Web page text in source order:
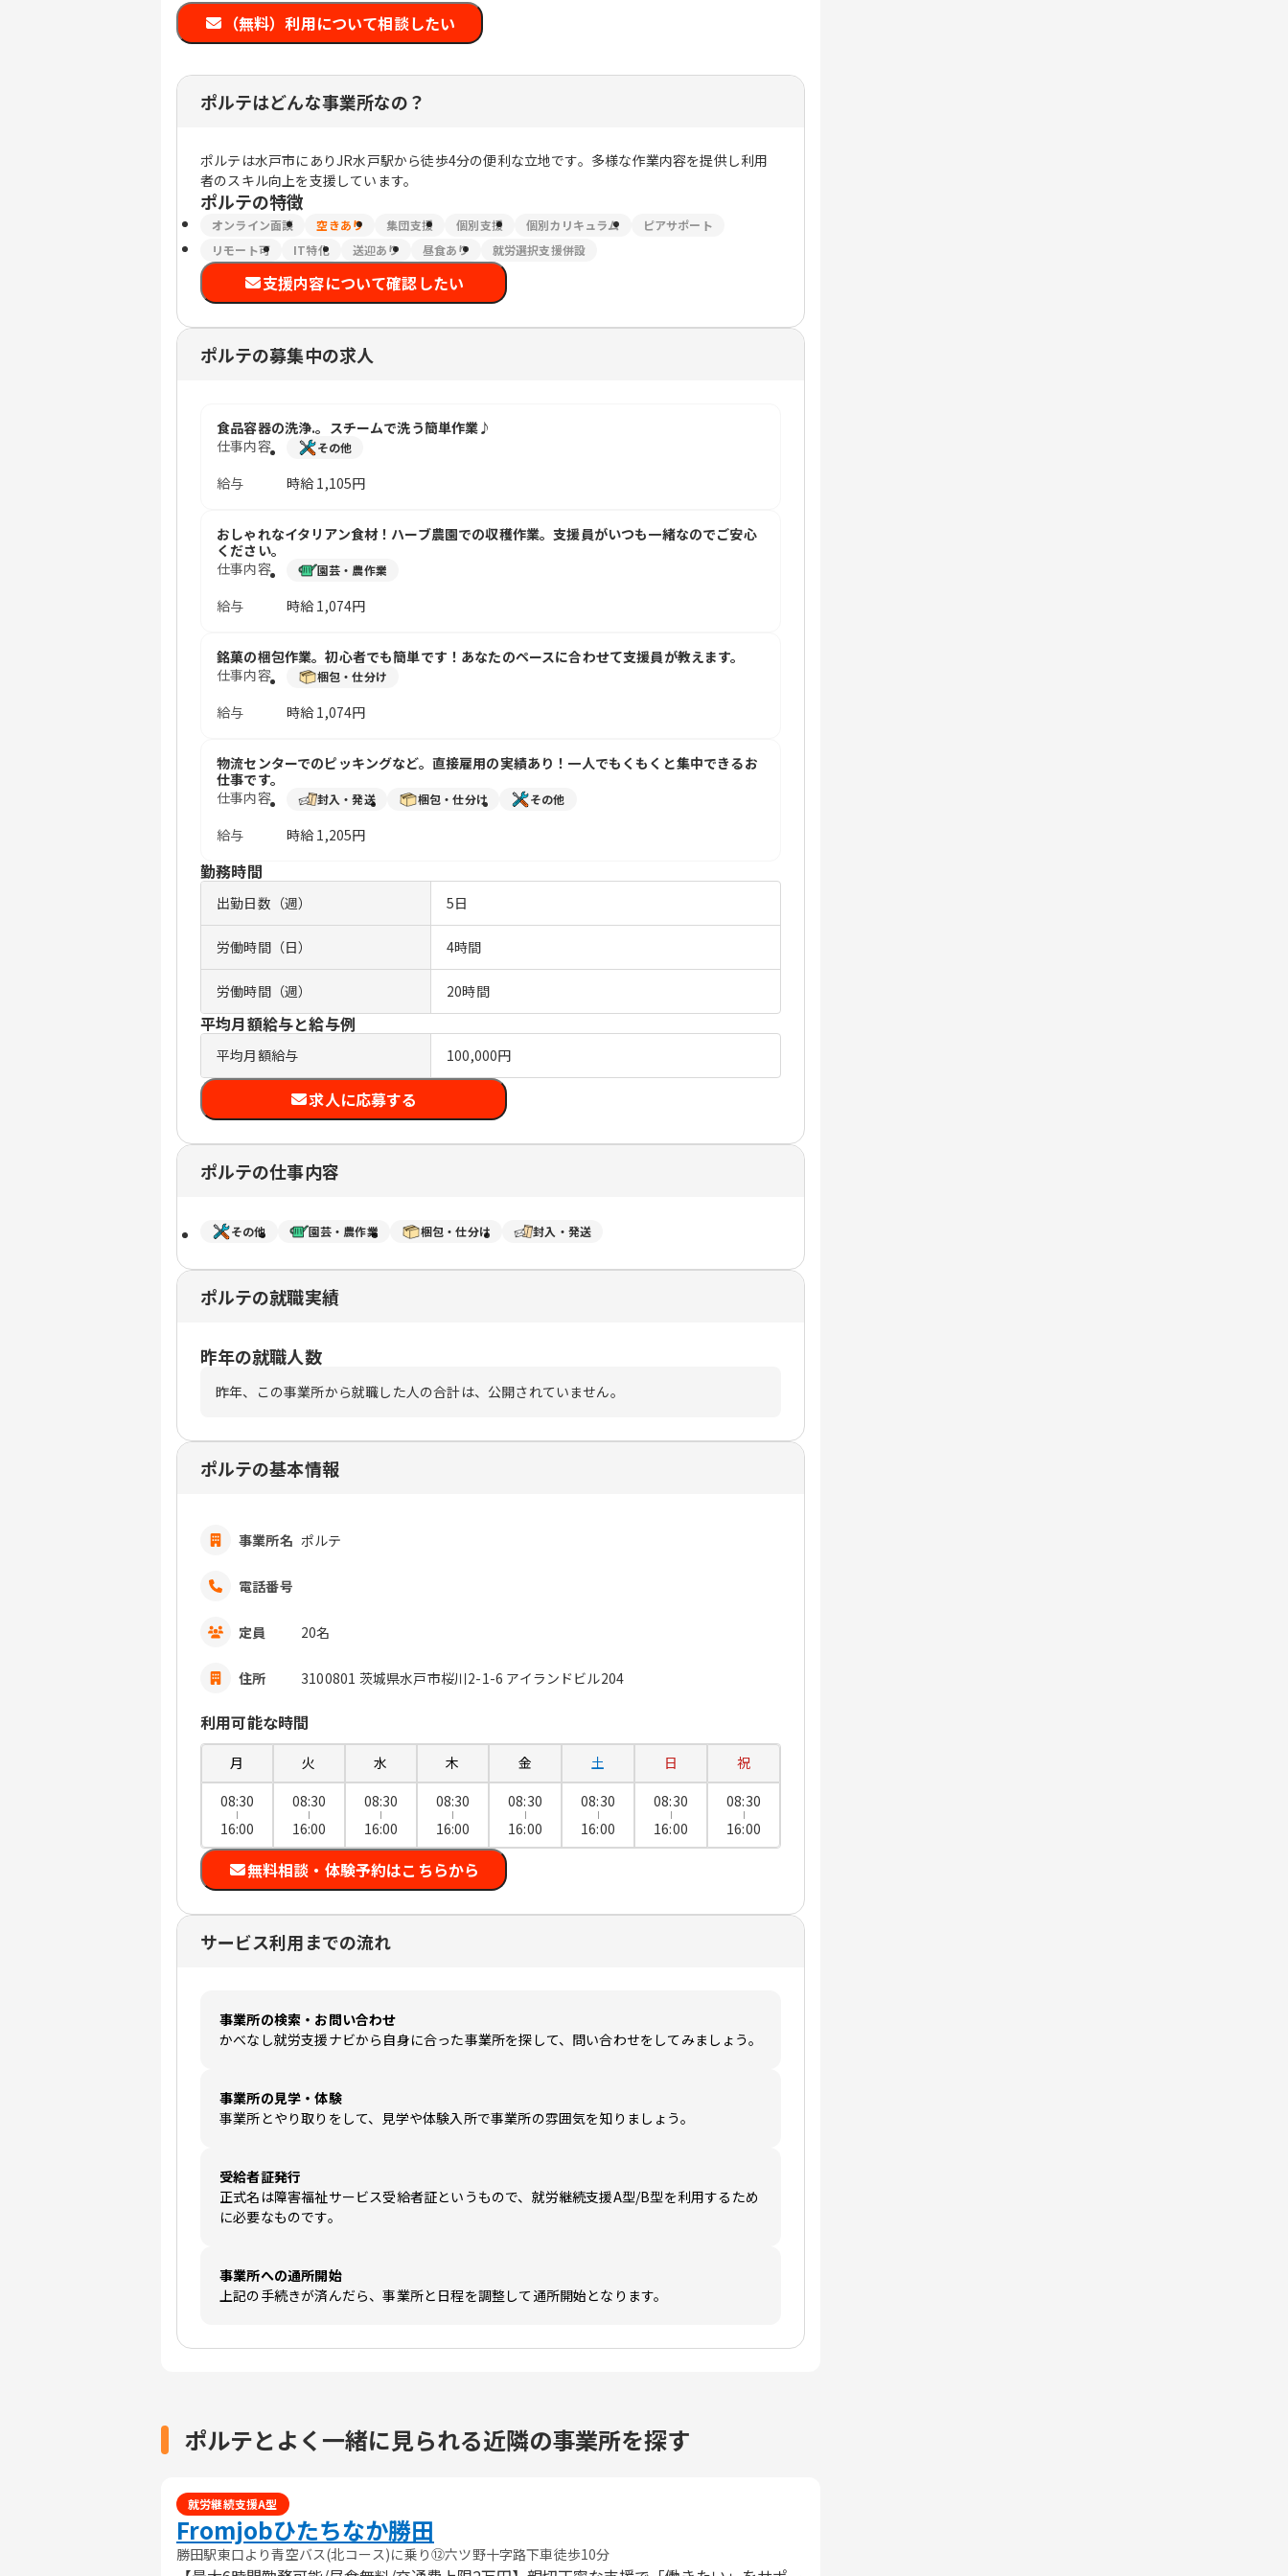
（無料）利用について相談したい
ポルテはどんな事業所なの？
ポルテは水戸市にありJR水戸駅から徒歩4分の便利な立地です。多様な作業内容を提供し利用
者のスキル向上を支援しています。
ポルテの特徴
オンライン面談 空きあり 集団支援 個別支援 個別カリキュラム
ピアサポート
リモート可
IT特化 送迎あり 昼食あり 就労選択支援併設
支援内容について確認したい
ポルテの募集中の求人
食品容器の洗浄.。スチームで洗う簡単作業♪
仕事内容
その他
給与 時給 1,105円
おしゃれなイタリアン食材！ハーブ農園での収穫作業。支援員がいつも一緒なのでご安心
ください。
仕事内容
園芸・農作業
給与 時給 1,074円
銘菓の梱包作業。初心者でも簡単です！あなたのペースに合わせて支援員が教えます。
仕事内容
梱包・仕分け
給与 時給 1,074円
物流センターでのピッキングなど。直接雇用の実績あり！一人でもくもくと集中できるお
仕事です。
仕事内容
封入・発送 梱包・仕分け その他
給与 時給 1,205円
勤務時間
出勤日数（週） 5日
労働時間（日） 4時間
労働時間（週） 20時間
平均月額給与と給与例
平均月額給与 100,000円
求人に応募する
ポルテの仕事内容
その他 園芸・農作業 梱包・仕分け 封入・発送
ポルテの就職実績
昨年の就職人数
昨年、この事業所から就職した人の合計は、公開されていません。
ポルテの基本情報
事業所名 ポルテ
電話番号
定員 20名
住所 3100801 茨城県水戸市桜川2-1-6 アイランドビル204
利用可能な時間
月 火 水 木 金 土 日
祝
08:30
16:00
08:30
16:00
08:30
16:00
08:30
16:00
08:30
16:00
08:30
16:00
08:30
16:00
08:30
16:00
無料相談・体験予約はこちらから
サービス利用までの流れ
事業所の検索・お問い合わせ
かべなし就労支援ナビから自身に合った事業所を探して、問い合わせをしてみましょう。
事業所の見学・体験
事業所とやり取りをして、見学や体験入所で事業所の雰囲気を知りましょう。
受給者証発行
正式名は障害福祉サービス受給者証というもので、就労継続支援A型/B型を利用するため
に必要なものです。
事業所への通所開始
上記の手続きが済んだら、事業所と日程を調整して通所開始となります。
ポルテとよく一緒に見られる近隣の事業所を探す
就労継続支援A型
Fromjobひたちなか勝田
勝田駅東口より青空バス(北コース)に乗り⑫六ツ野十字路下車徒歩10分